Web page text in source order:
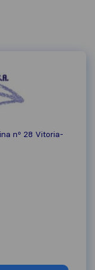
nº 28 Vitoria-